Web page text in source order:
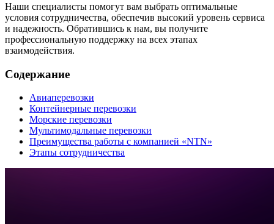
Наши специалисты помогут вам выбрать оптимальные
условия сотрудничества, обеспечив высокий уровень сервиса
и надежность. Обратившись к нам, вы получите
профессиональную поддержку на всех этапах
взаимодействия.
Содержание
Авиаперевозки
Контейнерные перевозки
Морские перевозки
Мультимодальные перевозки
Преимущества работы с компанией «NTN»
Этапы сотрудничества